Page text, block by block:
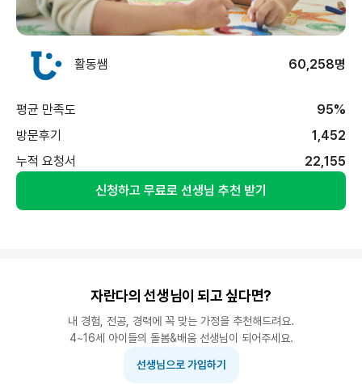
활동쌤 60,258명
평균 만족도
95%
방문후기
1,452
누적 요청서
22,155
신청하고 무료로 선생님 추천 받기
자란다의 선생님이 되고 싶다면?
내 경험, 전공, 경력에 꼭 맞는 가정을 추천해드려요.
4~16세 아이들의 돌봄&배움 선생님이 되어주세요.
선생님으로 가입하기